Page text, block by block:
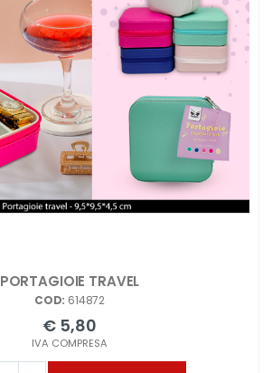
PORTAGIOIE TRAVEL
COD: 614872
€ 5,80
IVA COMPRESA